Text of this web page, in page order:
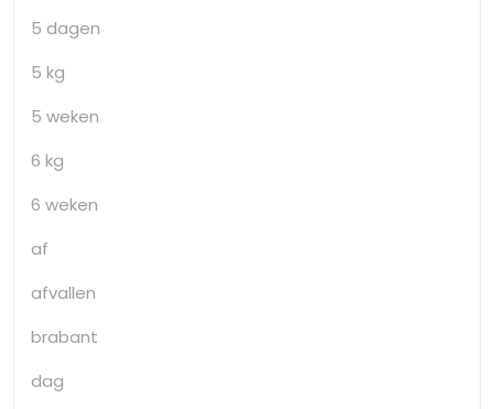
5 dagen
5 kg
5 weken
6 kg
6 weken
af
afvallen
brabant
dag